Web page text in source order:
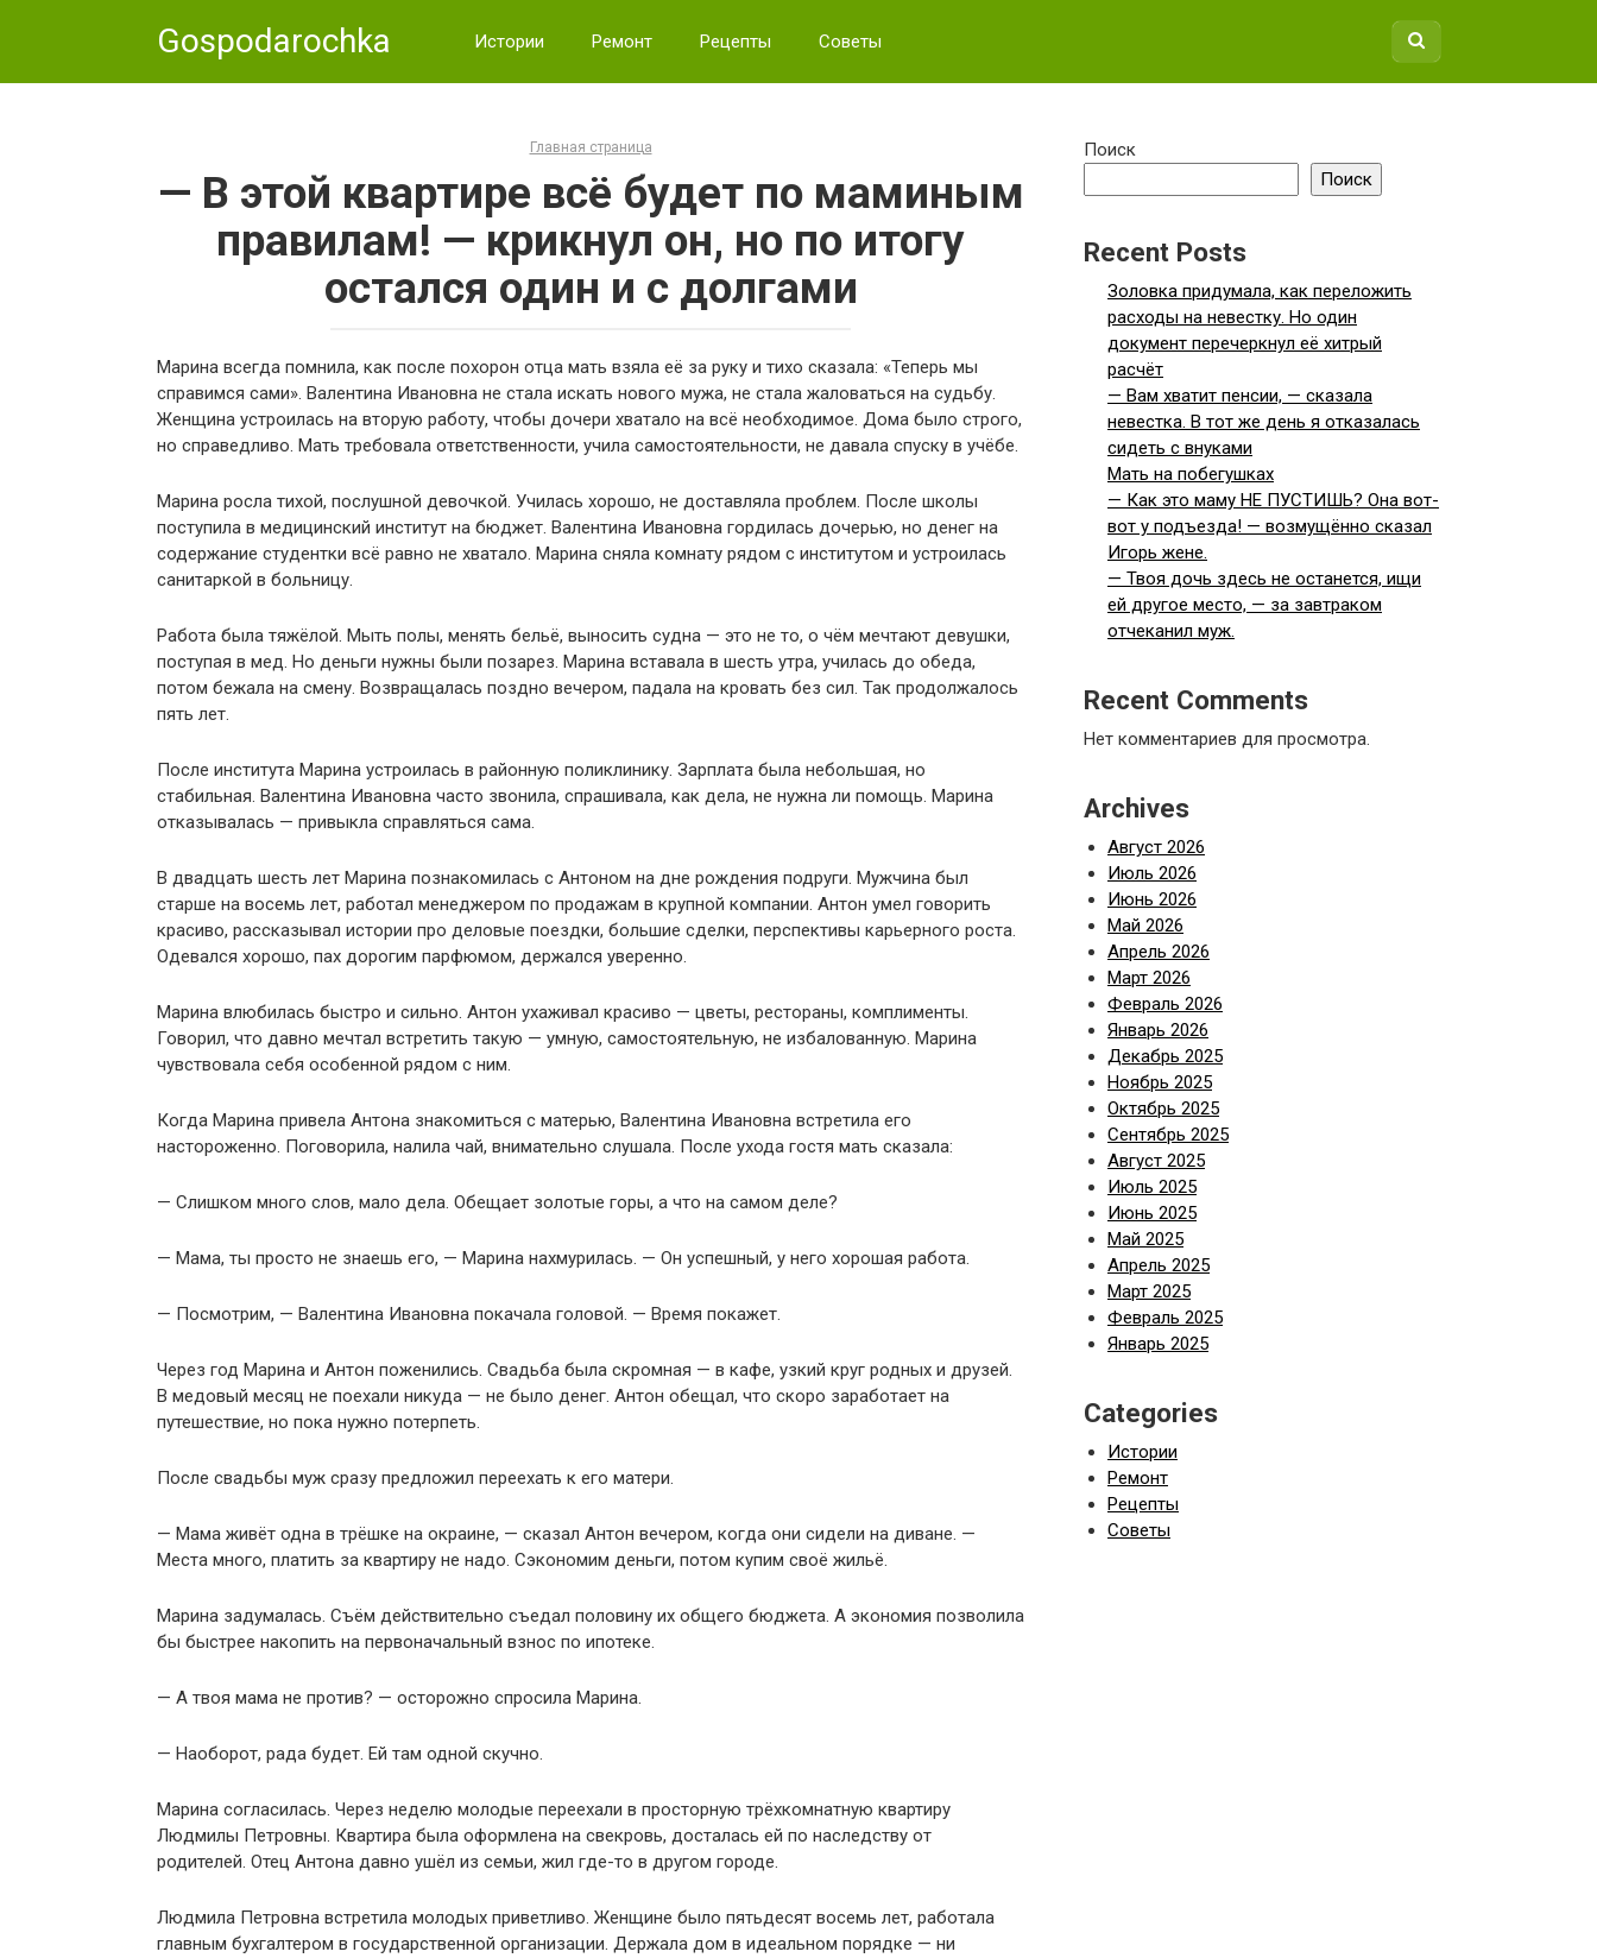
Gospodarochka Истории Ремонт Рецепты Советы
Главная страница
— В этой квартире всё будет по маминым
правилам! — крикнул он, но по итогу
остался один и с долгами
Марина всегда помнила, как после похорон отца мать взяла её за руку и тихо сказала: «Теперь мы
справимся сами». Валентина Ивановна не стала искать нового мужа, не стала жаловаться на судьбу.
Женщина устроилась на вторую работу, чтобы дочери хватало на всё необходимое. Дома было строго,
но справедливо. Мать требовала ответственности, учила самостоятельности, не давала спуску в учёбе.
Марина росла тихой, послушной девочкой. Училась хорошо, не доставляла проблем. После школы
поступила в медицинский институт на бюджет. Валентина Ивановна гордилась дочерью, но денег на
содержание студентки всё равно не хватало. Марина сняла комнату рядом с институтом и устроилась
санитаркой в больницу.
Работа была тяжёлой. Мыть полы, менять бельё, выносить судна — это не то, о чём мечтают девушки,
поступая в мед. Но деньги нужны были позарез. Марина вставала в шесть утра, училась до обеда,
потом бежала на смену. Возвращалась поздно вечером, падала на кровать без сил. Так продолжалось
пять лет.
После института Марина устроилась в районную поликлинику. Зарплата была небольшая, но
стабильная. Валентина Ивановна часто звонила, спрашивала, как дела, не нужна ли помощь. Марина
отказывалась — привыкла справляться сама.
В двадцать шесть лет Марина познакомилась с Антоном на дне рождения подруги. Мужчина был
старше на восемь лет, работал менеджером по продажам в крупной компании. Антон умел говорить
красиво, рассказывал истории про деловые поездки, большие сделки, перспективы карьерного роста.
Одевался хорошо, пах дорогим парфюмом, держался уверенно.
Марина влюбилась быстро и сильно. Антон ухаживал красиво — цветы, рестораны, комплименты.
Говорил, что давно мечтал встретить такую — умную, самостоятельную, не избалованную. Марина
чувствовала себя особенной рядом с ним.
Когда Марина привела Антона знакомиться с матерью, Валентина Ивановна встретила его
настороженно. Поговорила, налила чай, внимательно слушала. После ухода гостя мать сказала:
— Слишком много слов, мало дела. Обещает золотые горы, а что на самом деле?
— Мама, ты просто не знаешь его, — Марина нахмурилась. — Он успешный, у него хорошая работа.
— Посмотрим, — Валентина Ивановна покачала головой. — Время покажет.
Через год Марина и Антон поженились. Свадьба была скромная — в кафе, узкий круг родных и друзей.
В медовый месяц не поехали никуда — не было денег. Антон обещал, что скоро заработает на
путешествие, но пока нужно потерпеть.
После свадьбы муж сразу предложил переехать к его матери.
— Мама живёт одна в трёшке на окраине, — сказал Антон вечером, когда они сидели на диване. —
Места много, платить за квартиру не надо. Сэкономим деньги, потом купим своё жильё.
Марина задумалась. Съём действительно съедал половину их общего бюджета. А экономия позволила
бы быстрее накопить на первоначальный взнос по ипотеке.
— А твоя мама не против? — осторожно спросила Марина.
— Наоборот, рада будет. Ей там одной скучно.
Марина согласилась. Через неделю молодые переехали в просторную трёхкомнатную квартиру
Людмилы Петровны. Квартира была оформлена на свекровь, досталась ей по наследству от
родителей. Отец Антона давно ушёл из семьи, жил где-то в другом городе.
Людмила Петровна встретила молодых приветливо. Женщине было пятьдесят восемь лет, работала
главным бухгалтером в государственной организации. Держала дом в идеальном порядке — ни
Поиск
Поиск
Recent Posts
Золовка придумала, как переложить
расходы на невестку. Но один
документ перечеркнул её хитрый
расчёт
— Вам хватит пенсии, — сказала
невестка. В тот же день я отказалась
сидеть с внуками
Мать на побегушках
— Как это маму НЕ ПУСТИШЬ? Она вот-
вот у подъезда! — возмущённо сказал
Игорь жене.
— Твоя дочь здесь не останется, ищи
ей другое место, — за завтраком
отчеканил муж.
Recent Comments
Нет комментариев для просмотра.
Archives
Август 2026
Июль 2026
Июнь 2026
Май 2026
Апрель 2026
Март 2026
Февраль 2026
Январь 2026
Декабрь 2025
Ноябрь 2025
Октябрь 2025
Сентябрь 2025
Август 2025
Июль 2025
Июнь 2025
Май 2025
Апрель 2025
Март 2025
Февраль 2025
Январь 2025
Categories
Истории
Ремонт
Рецепты
Советы